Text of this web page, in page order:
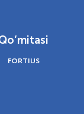
FORTIUS